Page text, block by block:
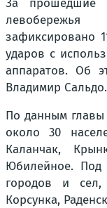
За прошедшие
зафиксировано
ударов с
аппаратов. Об
Владимир Сальдо.
По данным главы
около 30
Каланчак,
Юбилейное. Под
городов и сел,
Корсунка,